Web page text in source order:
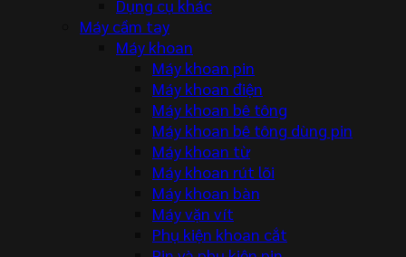
Dụng cụ khác
Máy cầm tay
Máy khoan
Máy khoan pin
Máy khoan điện
Máy khoan bê tông
Máy khoan bê tông dùng pin
Máy khoan từ
Máy khoan rút lõi
Máy khoan bàn
Máy vặn vít
Phụ kiện khoan cắt